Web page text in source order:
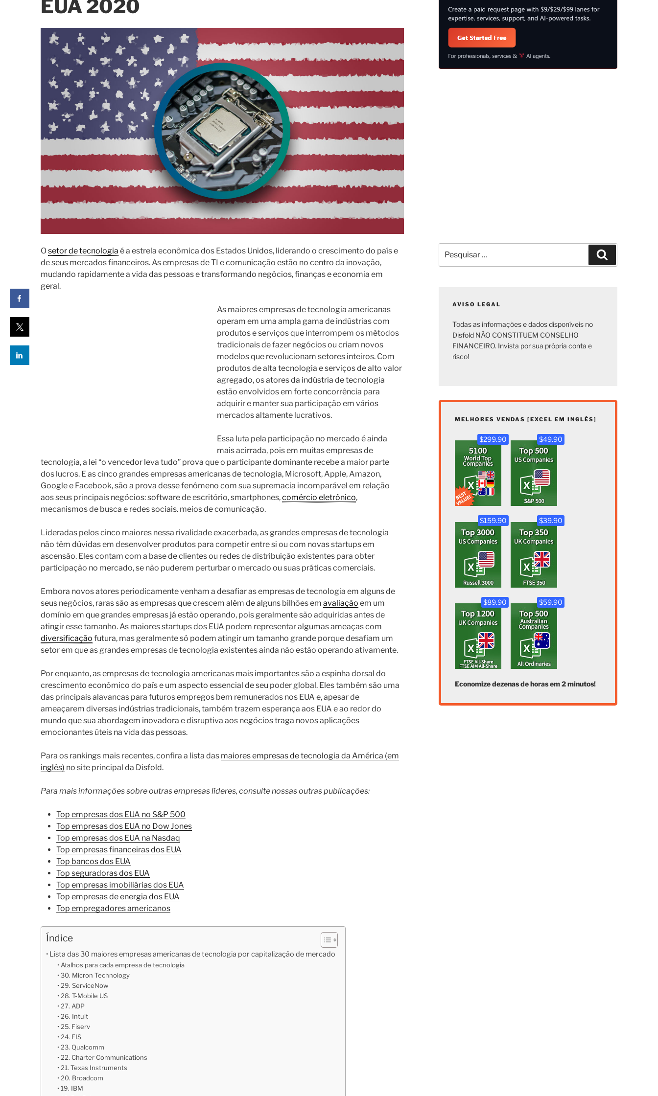
EUA 2020
Osetor de tecnologia é a estrela econômica dos Estados Unidos, liderando o crescimento do país e
de seus mercados financeiros. As empresas de TI e comunicação estão no centro da inovação,
mudando rapidamente a vida das pessoas e transformando negócios, finanças e economia em
geral.
As maiores empresas de tecnologia americanas
operam em uma ampla gama de indústrias com
produtos e serviços que interrompem os métodos
tradicionais de fazer negócios ou criam novos
modelos que revolucionam setores inteiros. Com
produtos de alta tecnologia e serviços de alto valor
agregado, os atores da indústria de tecnologia
estão envolvidos em forte concorrência para
adquirir e manter sua participação em vários
mercados altamente lucrativos.
Essa luta pela participação no mercado é ainda
mais acirrada, pois em muitas empresas de
tecnologia, a lei “o vencedor leva tudo” prova que o participante dominante recebe a maior parte
dos lucros. E as cinco grandes empresas americanas de tecnologia, Microsoft, Apple, Amazon,
Google e Facebook, são a prova desse fenômeno com sua supremacia incomparável em relação
aos seus principais negócios: software de escritório, smartphones,comércio eletrônico,
mecanismos de busca e redes sociais. meios de comunicação.
Lideradas pelos cinco maiores nessa rivalidade exacerbada, as grandes empresas de tecnologia
não têm dúvidas em desenvolver produtos para competir entre si ou com novas startups em
ascensão. Eles contam com a base de clientes ou redes de distribuição existentes para obter
participação no mercado, se não puderem perturbar o mercado ou suas práticas comerciais.
Embora novos atores periodicamente venham a desafiar as empresas de tecnologia em alguns de
seus negócios, raras são as empresas que crescem além de alguns bilhões emavaliação em um
domínio em que grandes empresas já estão operando, pois geralmente são adquiridas antes de
atingir esse tamanho. As maiores startups dos EUA podem representar algumas ameaças com
diversificação futura, mas geralmente só podem atingir um tamanho grande porque desafiam um
setor em que as grandes empresas de tecnologia existentes ainda não estão operando ativamente.
Por enquanto, as empresas de tecnologia americanas mais importantes são a espinha dorsal do
crescimento econômico do país e um aspecto essencial de seu poder global. Eles também são uma
das principais alavancas para futuros empregos bem remunerados nos EUA e, apesar de
ameaçarem diversas indústrias tradicionais, também trazem esperança aos EUA e ao redor do
mundo que sua abordagem inovadora e disruptiva aos negócios traga novos aplicações
emocionantes úteis na vida das pessoas.
Para os rankings mais recentes, confira a lista das maiores empresas de tecnologia da América (em
inglês) no site principal da Disfold.
Para mais informações sobre outras empresas líderes, consulte nossas outras publicações:
Top empresas dos EUA no S&P 500
Top empresas dos EUA no Dow Jones
Top empresas dos EUA na Nasdaq
Top empresas financeiras dos EUA
Top bancos dos EUA
Top seguradoras dos EUA
Top empresas imobiliárias dos EUA
Top empresas de energia dos EUA
Top empregadores americanos
Índice
Lista das 30 maiores empresas americanas de tecnologia por capitalização de mercado
Atalhos para cada empresa de tecnologia
30. Micron Technology
29. ServiceNow
28. T-Mobile US
27. ADP
26. Intuit
25. Fiserv
24. FIS
23. Qualcomm
22. Charter Communications
21. Texas Instruments
20. Broadcom
19. IBM
por:
AVISO LEGAL
Todas as informações e dados disponíveis no
Disfold NÃO CONSTITUEM CONSELHO
FINANCEIRO. Invista por sua própria conta e
risco!
MELHORES VENDAS [EXCEL EM INGLÊS]
$299.90 $49.90
$159.90 $39.90
$89.90 $59.90
Economize dezenas de horas em 2 minutos!